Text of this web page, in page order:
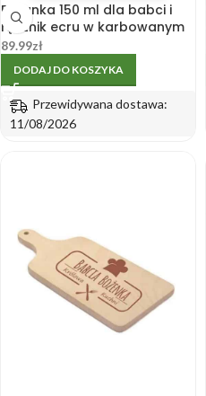
Filiżanka 150 ml dla babci i
ręcznik ecru w karbowanym
pudełku
89.99zł
DODAJ DO KOSZYKA
Przewidywana dostawa:
11/08/2026